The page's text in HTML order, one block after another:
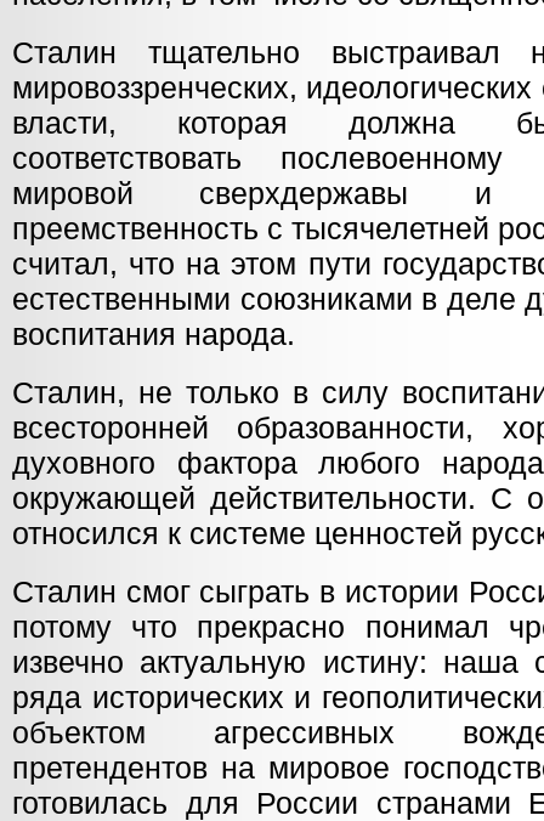
Сталин тщательно выстраивал
мировоззренческих,
власти, которая должна
соответствовать
мировой сверхдержавы и
преемственность с тысячелетней
считал, что на этом пути
естественными союзниками в деле
воспитания народа.
Сталин, не только в силу
всесторонней образованности,
духовного фактора любого
окружающей действительности. С
относился к системе ценностей
Сталин смог сыграть в истории
потому что прекрасно понимал
извечно актуальную истину: наша
ряда исторических и
объектом агрессивных
претендентов на мировое
готовилась для России